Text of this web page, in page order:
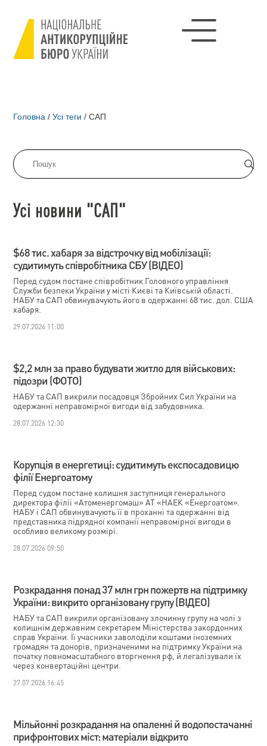
Головна / Усі теги / САП
Усі новини "САП"
$68 тис. хабаря за відстрочку від мобілізації:
судитимуть співробітника СБУ (ВІДЕО)
Перед судом постане співробітник Головного управління
Служби безпеки України у місті Києві та Київській області.
НАБУ та САП обвинувачують його в одержанні 68 тис. дол. США
хабаря.
29.07.2026 11:00
$2,2 млн за право будувати житло для військових:
підозри (ФОТО)
НАБУ та САП викрили посадовця Збройних Сил України на
одержанні неправомірної вигоди від забудовника.
28.07.2026 12:30
Корупція в енергетиці: судитимуть експосадовицю
філії Енергоатому
Перед судом постане колишня заступниця генерального
директора філії «Атоменергомаш» АТ «НАЕК «Енергоатом».
НАБУ і САП обвинувачують її в проханні та одержанні від
представника підрядної компанії неправомірної вигоди в
особливо великому розмірі.
28.07.2026 09:50
Розкрадання понад 37 млн грн пожертв на підтримку
України: викрито організовану групу (ВІДЕО)
НАБУ та САП викрили організовану злочинну групу на чолі з
колишнім державним секретарем Міністерства закордонних
справ України. Її учасники заволоділи коштами іноземних
громадян та донорів, призначеними на підтримку України на
початку повномасштабного вторгнення рф, й легалізували їх
через конвертаційні центри.
27.07.2026 16:45
Мільйонні розкрадання на опаленні й водопостачанні
прифронтових міст: матеріали відкрито